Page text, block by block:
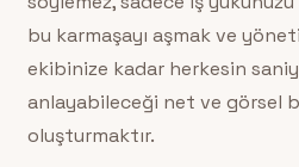
bu karmaşayı aşmak ve
ekibinize kadar herkesin
anlayabileceği net ve görsel
oluşturmaktır.